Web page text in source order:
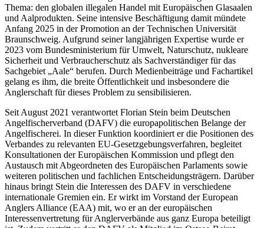
Thema: den globalen illegalen Handel mit Europäischen Glasaalen
und Aalprodukten. Seine intensive Beschäftigung damit mündete
Anfang 2025 in der Promotion an der Technischen Universität
Braunschweig. Aufgrund seiner langjährigen Expertise wurde er
2023 vom Bundesministerium für Umwelt, Naturschutz, nukleare
Sicherheit und Verbraucherschutz als Sachverständiger für das
Sachgebiet „Aale“ berufen. Durch Medienbeiträge und Fachartikel
gelang es ihm, die breite Öffentlichkeit und insbesondere die
Anglerschaft für dieses Problem zu sensibilisieren.
Seit August 2021 verantwortet Florian Stein beim Deutschen
Angelfischerverband (DAFV) die europapolitischen Belange der
Angelfischerei. In dieser Funktion koordiniert er die Positionen des
Verbandes zu relevanten EU‑Gesetzgebungsverfahren, begleitet
Konsultationen der Europäischen Kommission und pflegt den
Austausch mit Abgeordneten des Europäischen Parlaments sowie
weiteren politischen und fachlichen Entscheidungsträgern. Darüber
hinaus bringt Stein die Interessen des DAFV in verschiedene
internationale Gremien ein. Er wirkt im Vorstand der European
Anglers Alliance (EAA) mit, wo er an der europäischen
Interessenvertretung für Anglerverbände aus ganz Europa beteiligt